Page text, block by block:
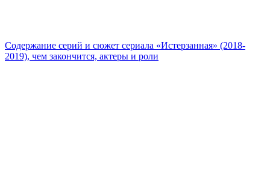
Содержание серий и сюжет сериала «Истерзанная» (2018-
2019), чем закончится, актеры и роли